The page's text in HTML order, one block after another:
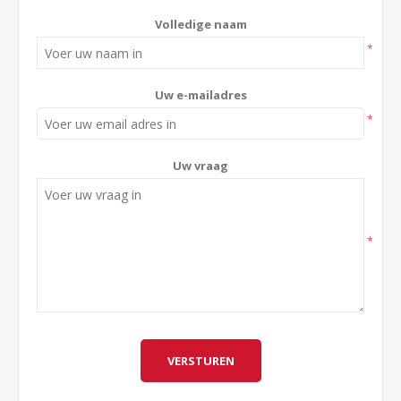
Volledige naam
*
Uw e-mailadres
*
Uw vraag
*